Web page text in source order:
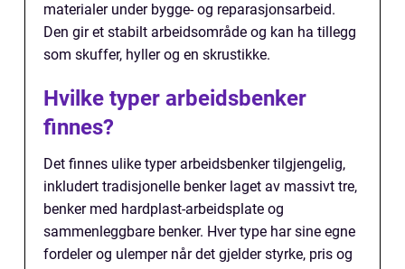
materialer under bygge- og reparasjonsarbeid.
Den gir et stabilt arbeidsområde og kan ha tillegg
som skuffer, hyller og en skrustikke.
Hvilke typer arbeidsbenker
finnes?
Det finnes ulike typer arbeidsbenker tilgjengelig,
inkludert tradisjonelle benker laget av massivt tre,
benker med hardplast-arbeidsplate og
sammenleggbare benker. Hver type har sine egne
fordeler og ulemper når det gjelder styrke, pris og